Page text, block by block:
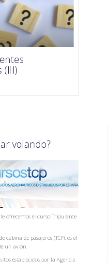
(III)
volando?
ofrecemos el curso Tripulante
de pasajeros (TCP), es el
un avión.
establecidos por la Agencia